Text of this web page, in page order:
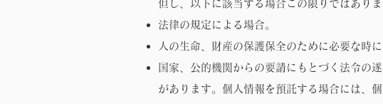
但し、以下に該当する場合この限りではありま
法律の規定による場合。
人の生命、財産の保護保全のために必要な時
国家、公的機関からの要請にもとづく法令の
があります。個人情報を預託する場合には、